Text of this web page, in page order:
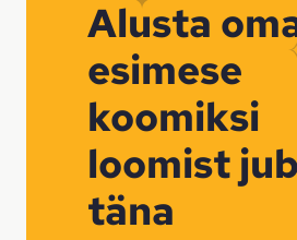
Alusta
esimese
koomiksi
loomist
täna